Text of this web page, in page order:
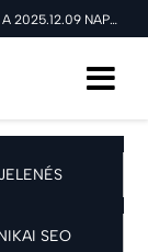
HTTPS://KERITESASZ.HU SEO ELLENŐRZÉSE A 2025.12.09 NAPON
SEO